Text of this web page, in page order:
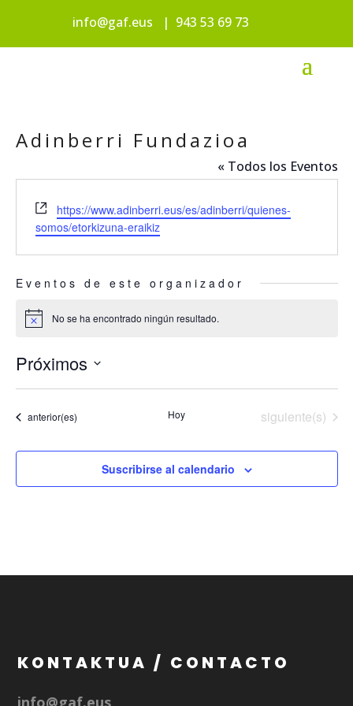
info@gaf.eus | 943 53 69 73
Adinberri Fundazioa
« Todos los Eventos
Website
https://www.adinberri.eus/es/adinberri/quienes-
somos/etorkizuna-eraikiz
Eventos de este organizador
Aviso No se ha encontrado ningún resultado.
Próximos
Selecciona
la Eventos
anterior(es) Hoy Eventos
siguiente(s)
Suscribirse al calendario
KONTAKTUA / CONTACTO
info@gaf.eus